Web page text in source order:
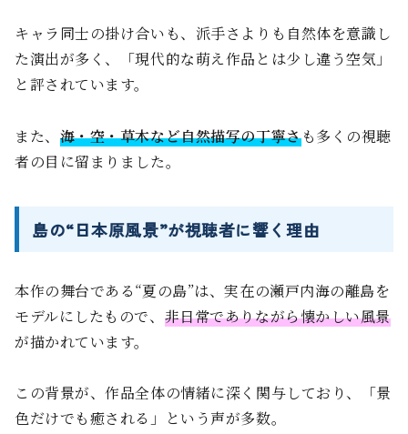
キャラ同士の掛け合いも、派手さよりも自然体を意識し
た演出が多く、「現代的な萌え作品とは少し違う空気」
と評されています。
また、 海・空・草木など自然描写の丁寧さも多くの視聴
者の目に留まりました。
島の“日本原風景”が視聴者に響く理由
本作の舞台である“夏の島”は、実在の瀬戸内海の離島を
モデルにしたもので、 非日常でありながら懐かしい風景
が描かれています。
この背景が、作品全体の情緒に深く関与しており、「景
色だけでも癒される」という声が多数。